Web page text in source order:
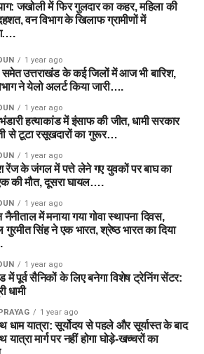
जखोली में फिर गुलदार का कहर, महिला की
वन विभाग के खिलाफ ग्रामीणों में
1 year ago
समेत उत्तराखंड के कई जिलों में आज भी बारिश,
ने येलो अलर्ट किया जारी….
1 year ago
हत्याकांड में इंसाफ की जीत, धामी सरकार
से टूटा रसूखदारों का गुरूर…
1 year ago
के जंगल में पत्ते लेने गए युवकों पर बाघ का
की मौत, दूसरा घायल….
1 year ago
में मनाया गया गोवा स्थापना दिवस,
गुरमीत सिंह ने एक भारत, श्रेष्ठ भारत का दिया
1 year ago
में पूर्व सैनिकों के लिए बनेगा विशेष ट्रेनिंग सेंटर:
धामी
1 year ago
धाम यात्रा: सूर्योदय से पहले और सूर्यास्त के बाद
यात्रा मार्ग पर नहीं होगा घोड़े-खच्चरों का